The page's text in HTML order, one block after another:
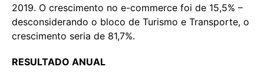
2019. O crescimento no e-commerce foi de 15,5% –
desconsiderando o bloco de Turismo e Transporte, o
crescimento seria de 81,7%.
RESULTADO ANUAL